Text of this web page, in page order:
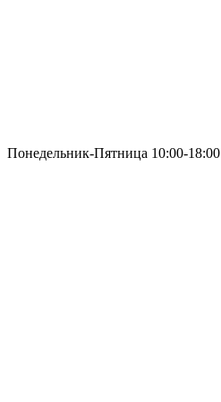
Понедельник-Пятница 10:00-18:00